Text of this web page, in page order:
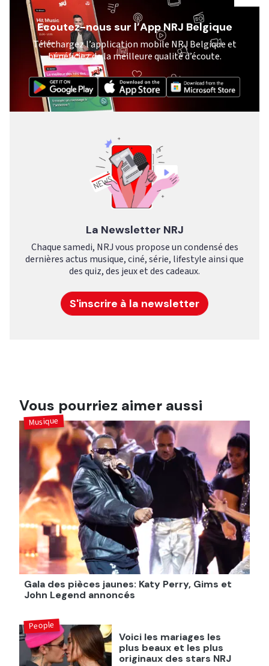
Ecoutez-nous sur l’App NRJ Belgique
Téléchargez l’application mobile NRJ Belgique et
bénéficiez de la meilleure qualité d’écoute.
La Newsletter NRJ
Chaque samedi, NRJ vous propose un condensé des
dernières actus musique, ciné, série, lifestyle ainsi que
des quiz, des jeux et des cadeaux.
S'inscrire à la newsletter
Vous pourriez aimer aussi
Gala des pièces jaunes: Katy Perry, Gims et
John Legend annoncés
Musique
Voici les mariages les
plus beaux et les plus
originaux des stars NRJ
People